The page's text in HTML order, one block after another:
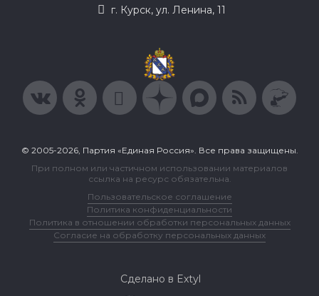
г. Курск, ул. Ленина, 11
© 2005-2026, Партия «Единая Россия». Все права защищены.
При полном или частичном использовании материалов
ссылка на ресурс обязательна.
Пользовательское соглашение
Политика конфиденциальности
Политика в отношении обработки персональных данных
Согласие на обработку персональных данных
Сделано в Extyl